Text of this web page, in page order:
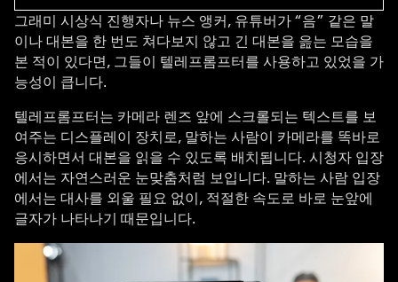
그래미 시상식 진행자나 뉴스 앵커, 유튜버가 “음” 같은 말
이나 대본을 한 번도 쳐다보지 않고 긴 대본을 읊는 모습을
본 적이 있다면, 그들이 텔레프롬프터를 사용하고 있었을 가
능성이 큽니다.
텔레프롬프터는 카메라 렌즈 앞에 스크롤되는 텍스트를 보
여주는 디스플레이 장치로, 말하는 사람이 카메라를 똑바로
응시하면서 대본을 읽을 수 있도록 배치됩니다. 시청자 입장
에서는 자연스러운 눈맞춤처럼 보입니다. 말하는 사람 입장
에서는 대사를 외울 필요 없이, 적절한 속도로 바로 눈앞에
글자가 나타나기 때문입니다.